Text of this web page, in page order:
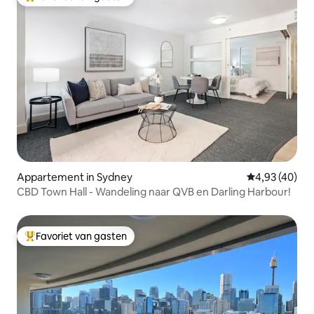
Appartement in Sydney Gemiddelde
4,93 (40)
CBD Town Hall - Wandeling naar QVB en Darling Harbour!
Topfavoriet van gasten
Favoriet van gasten